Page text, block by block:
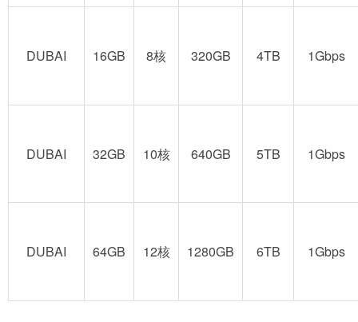
DUBAI 16GB 8核 320GB 4TB 1Gbps
DUBAI 32GB 10核 640GB 5TB 1Gbps
DUBAI 64GB 12核 1280GB 6TB 1Gbps